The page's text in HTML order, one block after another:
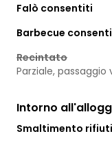
Falò consentiti
Barbecue
Recintato
Parziale,
Intorno
Smaltimento rifiuti